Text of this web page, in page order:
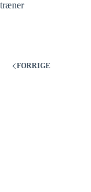
træner
FORRIGE